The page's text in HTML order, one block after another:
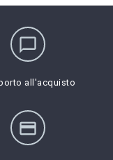
chat_bubble_outline
all'acquisto
credit_card